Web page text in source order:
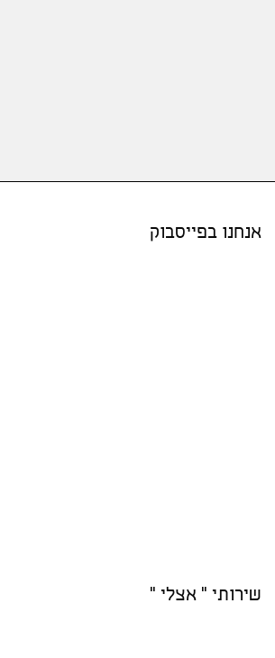
אנחנו בפייסבוק
שירותי " אצלי "